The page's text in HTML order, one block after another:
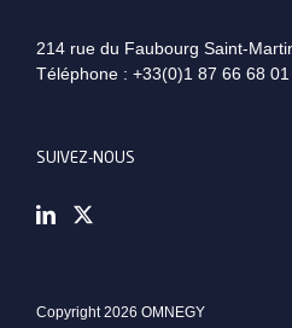
214 rue du Faubourg Saint-
Téléphone : +33(0)1 87 66 68 01
SUIVEZ-NOUS
Copyright 2026 OMNEGY